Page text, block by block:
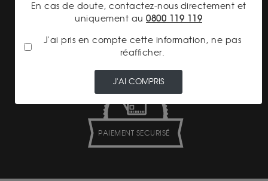
LIVRAISON ASSURÉE
PAIEMENT SECURISÉ
En cas de doute, contactez-nous directement et
uniquement au 0800 119 119
J'ai pris en compte cette information, ne pas
réafficher.
J'AI COMPRIS